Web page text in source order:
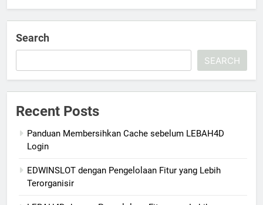
Search
SEARCH
Recent Posts
Panduan Membersihkan Cache sebelum LEBAH4D
Login
EDWINSLOT dengan Pengelolaan Fitur yang Lebih
Terorganisir